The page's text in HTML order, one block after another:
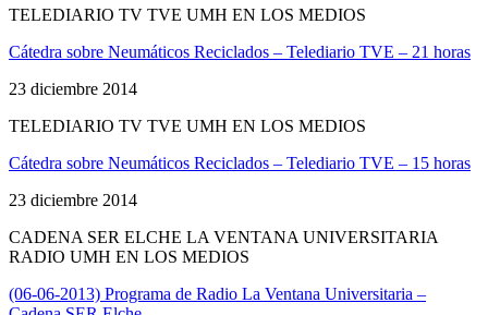
TELEDIARIO TV TVE UMH EN LOS MEDIOS
Cátedra sobre Neumáticos Reciclados – Telediario TVE – 21 horas
23 diciembre 2014
TELEDIARIO TV TVE UMH EN LOS MEDIOS
Cátedra sobre Neumáticos Reciclados – Telediario TVE – 15 horas
23 diciembre 2014
CADENA SER ELCHE LA VENTANA UNIVERSITARIA
RADIO UMH EN LOS MEDIOS
(06-06-2013) Programa de Radio La Ventana Universitaria –